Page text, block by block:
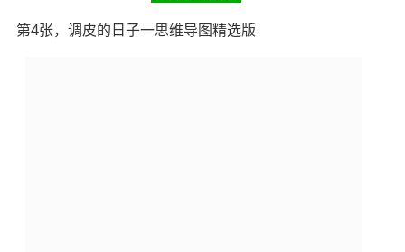
第4张，调皮的日子一思维导图精选版